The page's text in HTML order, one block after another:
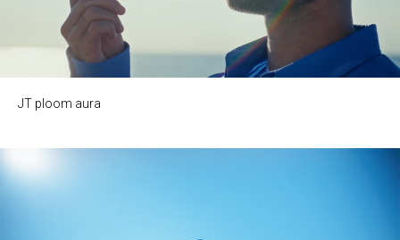
JT ploom aura